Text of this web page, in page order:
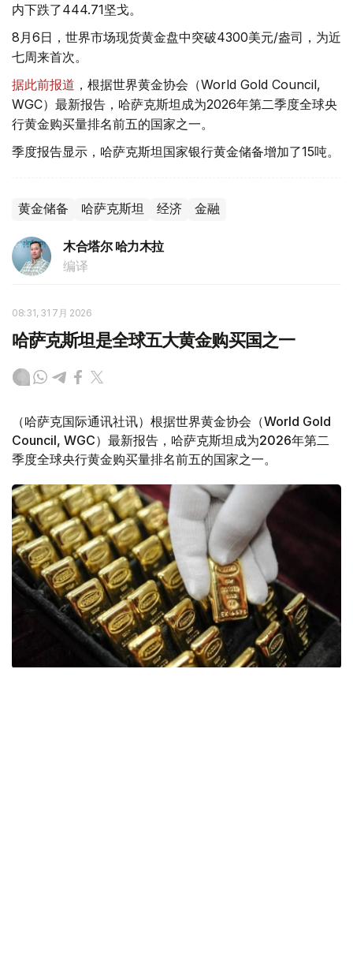
内下跌了444.71坚戈。
8月6日，世界市场现货黄金盘中突破4300美元/盎司，为近
七周来首次。
据此前报道 ，根据世界黄金协会（World Gold Council,
WGC）最新报告，哈萨克斯坦成为2026年第二季度全球央
行黄金购买量排名前五的国家之一。
季度报告显示，哈萨克斯坦国家银行黄金储备增加了15吨。
黄金储备 哈萨克斯坦 经济 金融
木合塔尔 哈力木拉
编译
08:31, 31 7月 2026
哈萨克斯坦是全球五大黄金购买国之一
（哈萨克国际通讯社讯）根据世界黄金协会（World Gold
Council, WGC）最新报告，哈萨克斯坦成为2026年第二
季度全球央行黄金购买量排名前五的国家之一。